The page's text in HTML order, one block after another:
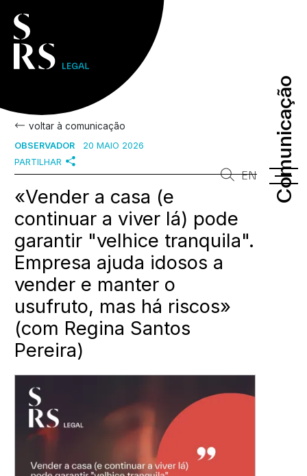
Comunicação
Comunicação
EN
voltar à comunicação
OBSERVADOR
20 MAIO 2026
PARTILHAR
«Vender a casa (e
continuar a viver lá) pode
garantir "velhice tranquila".
Empresa ajuda idosos a
vender e manter o
usufruto, mas há riscos»
(com Regina Santos
Pereira)